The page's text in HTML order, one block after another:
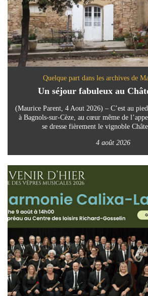
Quelque part dans les archives de
Un séjour fabuleux au
(Maurice Parent, 4 Aout 2026) – C’est au
à Bagnols-sur-Cèze, au cœur même de
se dresse fièrement le vignoble
4 août 2026